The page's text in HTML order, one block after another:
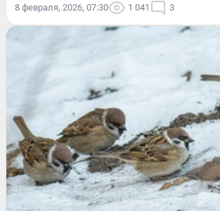
8 февраля, 2026, 07:30 1 041 3